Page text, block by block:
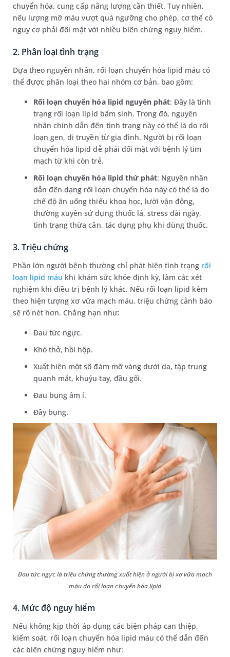
chuyển hóa, cung cấp năng lượng cần thiết. Tuy nhiên,
nếu lượng mỡ máu vượt quá ngưỡng cho phép, cơ thể có
nguy cơ phải đối mặt với nhiều biến chứng nguy hiểm.
2. Phân loại tình trạng
Dựa theo nguyên nhân, rối loạn chuyển hóa lipid máu có
thể được phân loại theo hai nhóm cơ bản, bao gồm:
Rối loạn chuyển hóa lipid nguyên phát: Đây là tình
trạng rối loạn lipid bẩm sinh. Trong đó, nguyên
nhân chính dẫn đến tình trạng này có thể là do rối
loạn gen, di truyền từ gia đình. Người bị rối loạn
chuyển hóa lipid dễ phải đối mặt với bệnh lý tim
mạch từ khi còn trẻ.
Rối loạn chuyển hóa lipid thứ phát: Nguyên nhân
dẫn đến dạng rối loạn chuyển hóa này có thể là do
chế độ ăn uống thiếu khoa học, lười vận động,
thường xuyên sử dụng thuốc lá, stress dài ngày,
tình trạng thừa cân, tác dụng phụ khi dùng thuốc.
3. Triệu chứng
Phần lớn người bệnh thường chỉ phát hiện tình trạng rối
loạn lipid máu khi khám sức khỏe định kỳ, làm các xét
nghiệm khi điều trị bệnh lý khác. Nếu rối loạn lipid kèm
theo hiện tượng xơ vữa mạch máu, triệu chứng cảnh báo
sẽ rõ nét hơn. Chẳng hạn như:
Đau tức ngực.
Khó thở, hồi hộp.
Xuất hiện một số đám mỡ vàng dưới da, tập trung
quanh mắt, khuỷu tay, đầu gối.
Đau bụng âm ỉ.
Đầy bụng.
Đau tức ngực là triệu chứng thường xuất hiện ở người bị xơ vữa mạch
máu do rối loạn chuyển hóa lipid
4. Mức độ nguy hiểm
Nếu không kịp thời áp dụng các biện pháp can thiệp,
kiểm soát, rối loạn chuyển hóa lipid máu có thể dẫn đến
các biến chứng nguy hiểm như: